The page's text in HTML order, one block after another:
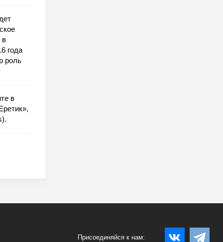
в
года
роль
в
Присоединяйся к нам: